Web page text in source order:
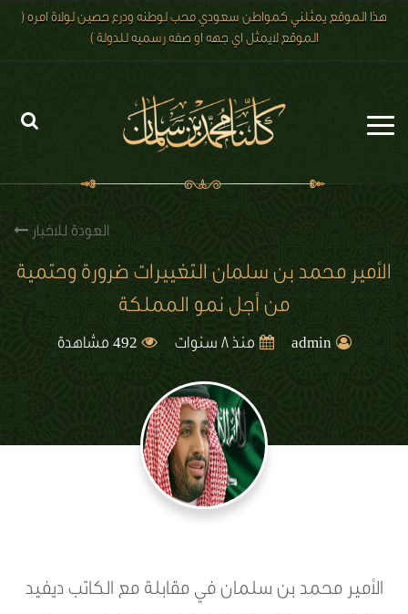
هذا الموقع يمثلني كمواطن سعودي محب لوطنه ودرع حصين لولاة امره (
الموقع لايمثل اي جهه او صفه رسميه للدولة )
رؤية 2030
العودة للاخبار
الأمير محمد بن سلمان التغييرات ضرورة وحتمية
من أجل نمو المملكة
admin منذ 8 سنوات 492 مشاهدة
الأمير محمد بن سلمان في مقابلة مع الكاتب ديفيد